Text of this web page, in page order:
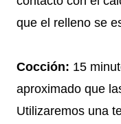
que el relleno se
Cocción: 15
aproximado que
Utilizaremos una